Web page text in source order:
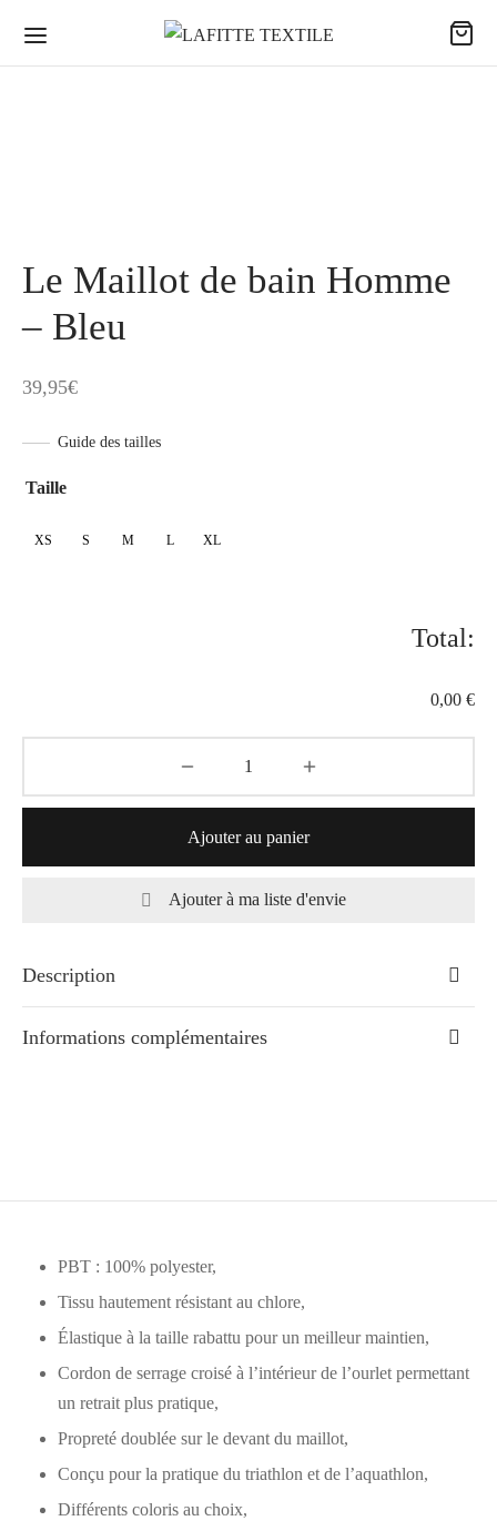
Le Maillot de bain Homme
– Bleu
39,95€
Guide des tailles
Taille
XS S M L XL
Total:
0,00 €
Ajouter au panier
Ajouter à ma liste d'envie
Description
Informations complémentaires
PBT : 100% polyester,
Tissu hautement résistant au chlore,
Élastique à la taille rabattu pour un meilleur maintien,
Cordon de serrage croisé à l’intérieur de l’ourlet permettant
un retrait plus pratique,
Propreté doublée sur le devant du maillot,
Conçu pour la pratique du triathlon et de l’aquathlon,
Différents coloris au choix,